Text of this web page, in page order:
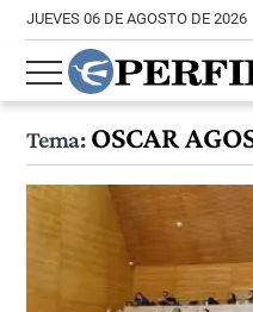
JUEVES 06 DE AGOSTO DE 2026
Tema:OSCAR